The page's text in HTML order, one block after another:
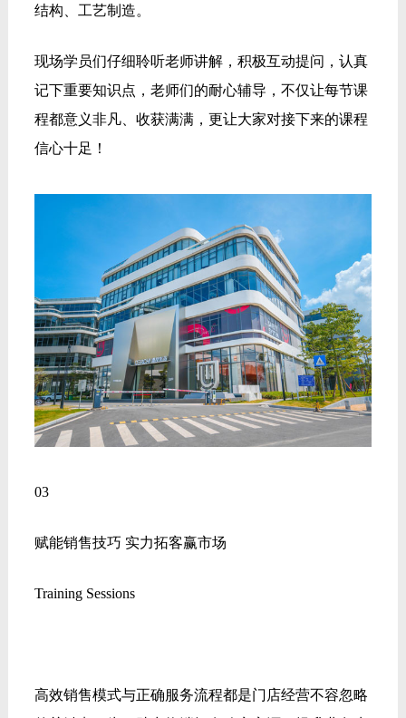
结构、工艺制造。
现场学员们仔细聆听老师讲解，积极互动提问，认真
记下重要知识点，老师们的耐心辅导，不仅让每节课
程都意义非凡、收获满满，更让大家对接下来的课程
信心十足！
03
赋能销售技巧 实力拓客赢市场
Training Sessions
高效销售模式与正确服务流程都是门店经营不容忽略